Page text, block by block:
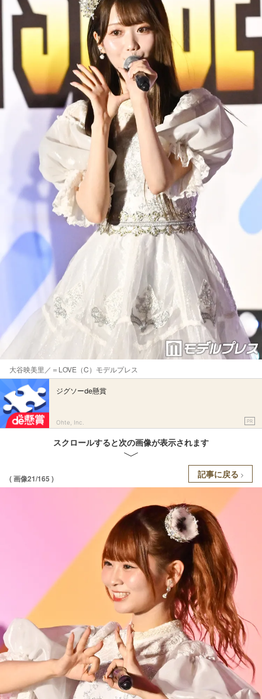
大谷映美里／＝LOVE（C）モデルプレス
ジグソーde懸賞
Ohte, Inc. PR
スクロールすると次の画像が表示されます
( 画像21/165 ) 記事に戻る